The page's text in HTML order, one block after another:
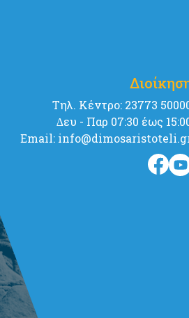
Tηλ. Κέντρο: 23773
∆ευ - Παρ 07:30 έως
Email: